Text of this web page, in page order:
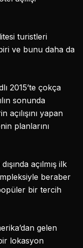
turistleri
ve bunu daha da
2015’te çokça
sonunda
açılışını yapan
planlarını
açılmış ilk
beraber
bir tercih
gelen
lokasyon